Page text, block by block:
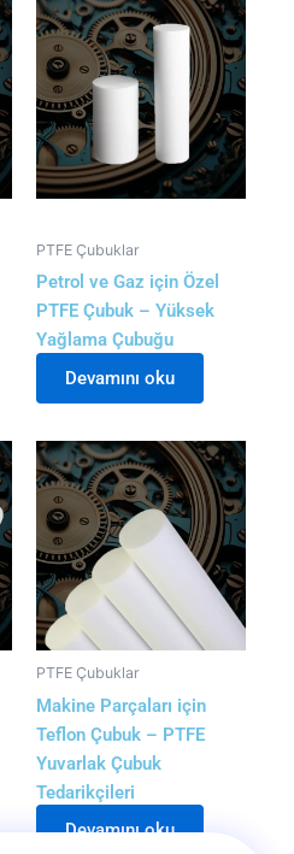
PTFE Çubuklar
Petrol ve Gaz için Özel
PTFE Çubuk – Yüksek
Yağlama Çubuğu
Devamını oku
PTFE Çubuklar
Makine Parçaları için
Teflon Çubuk – PTFE
Yuvarlak Çubuk
Tedarikçileri
Devamını oku